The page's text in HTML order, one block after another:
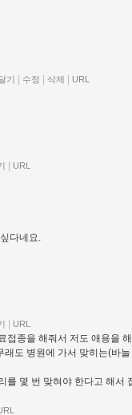
기 수정 삭제 URL
URL
다네요.
URL
접종을 해줘서 저도 애용을
도 병원에 가서 맞히는(바
를 몇 번 맞혀야 한다고 해서